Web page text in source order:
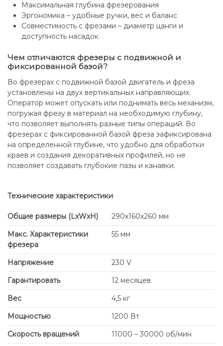
Максимальная глубина фрезерования
Эргономика – удобные ручки, вес и баланс
Совместимость с фрезами – диаметр цанги и
доступность насадок.
Чем отличаются фрезеры с подвижной и
фиксированной базой?
Во фрезерах с подвижной базой двигатель и фреза
установлены на двух вертикальных направляющих.
Оператор может опускать или поднимать весь механизм,
погружая фрезу в материал на необходимую глубину,
что позволяет выполнять разные типы операций. Во
фрезерах с фиксированной базой фреза зафиксирована
на определенной глубине, что удобно для обработки
краев и создания декоративных профилей, но не
позволяет создавать глубокие пазы и канавки.
Технические характеристики
Общие размеры (LxWxH)
290x160x260 мм
Макс. Характеристики
фрезера
55 мм
Напряжение
230 V
Гарантировать
12 месяцев.
Вес
4,5 кг
Мощностью
1200 Вт
Скорость вращений
11000 – 30000 об/мин